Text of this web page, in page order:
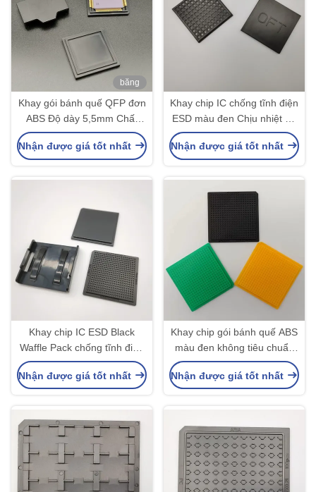
băng
Khay gói bánh quế QFP đơn
ABS Độ dày 5,5mm Chất
lượng cao
Nhận được giá tốt nhất
Khay chip IC chống tĩnh điện
ESD màu đen Chịu nhiệt độ
cao để nạp Sapphire
Nhận được giá tốt nhất
Khay chip IC ESD Black
Waffle Pack chống tĩnh điện
cho Mirco Die
Nhận được giá tốt nhất
Khay chip gói bánh quế ABS
màu đen không tiêu chuẩn
cho hộp đựng thiết bị quang
học
Nhận được giá tốt nhất